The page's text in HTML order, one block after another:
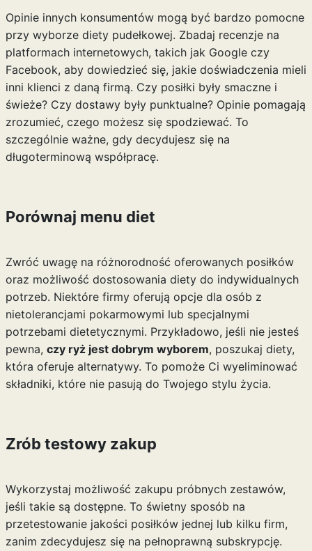
Opinie innych konsumentów mogą być bardzo pomocne
przy wyborze diety pudełkowej. Zbadaj recenzje na
platformach internetowych, takich jak Google czy
Facebook, aby dowiedzieć się, jakie doświadczenia mieli
inni klienci z daną firmą. Czy posiłki były smaczne i
świeże? Czy dostawy były punktualne? Opinie pomagają
zrozumieć, czego możesz się spodziewać. To
szczególnie ważne, gdy decydujesz się na
długoterminową współpracę.
Porównaj menu diet
Zwróć uwagę na różnorodność oferowanych posiłków
oraz możliwość dostosowania diety do indywidualnych
potrzeb. Niektóre firmy oferują opcje dla osób z
nietolerancjami pokarmowymi lub specjalnymi
potrzebami dietetycznymi. Przykładowo, jeśli nie jesteś
pewna, czy ryż jest dobrym wyborem, poszukaj diety,
która oferuje alternatywy. To pomoże Ci wyeliminować
składniki, które nie pasują do Twojego stylu życia.
Zrób testowy zakup
Wykorzystaj możliwość zakupu próbnych zestawów,
jeśli takie są dostępne. To świetny sposób na
przetestowanie jakości posiłków jednej lub kilku firm,
zanim zdecydujesz się na pełnoprawną subskrypcję.